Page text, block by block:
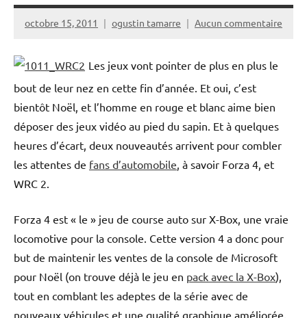
octobre 15, 2011 ogustin tamarre Aucun commentaire
Les jeux vont pointer de plus en plus le
bout de leur nez en cette fin d’année. Et oui, c’est
bientôt Noël, et l’homme en rouge et blanc aime bien
déposer des jeux vidéo au pied du sapin. Et à quelques
heures d’écart, deux nouveautés arrivent pour combler
les attentes de fans d’automobile , à savoir Forza 4, et
WRC 2.
Forza 4 est « le » jeu de course auto sur X-Box, une vraie
locomotive pour la console. Cette version 4 a donc pour
but de maintenir les ventes de la console de Microsoft
pour Noël (on trouve déjà le jeu en pack avec la X-Box),
tout en comblant les adeptes de la série avec de
nouveaux véhicules et une qualité graphique améliorée.